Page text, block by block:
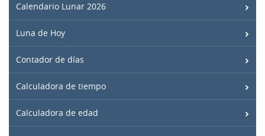
Calendario Lunar 2026
Luna de Hoy
Contador de días
Calculadora de tiempo
Calculadora de edad